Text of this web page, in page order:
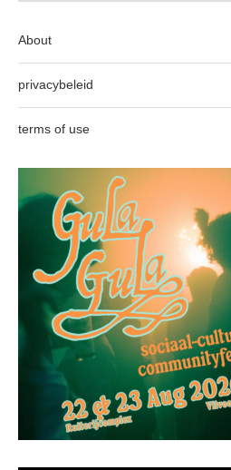
About
privacybeleid
terms of use